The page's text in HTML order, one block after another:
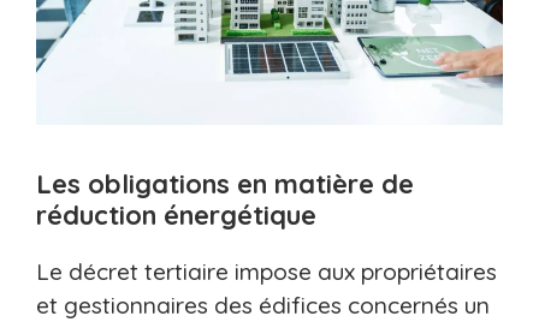
Les obligations en matière de
réduction énergétique
Le décret tertiaire impose aux propriétaires
et gestionnaires des édifices concernés un